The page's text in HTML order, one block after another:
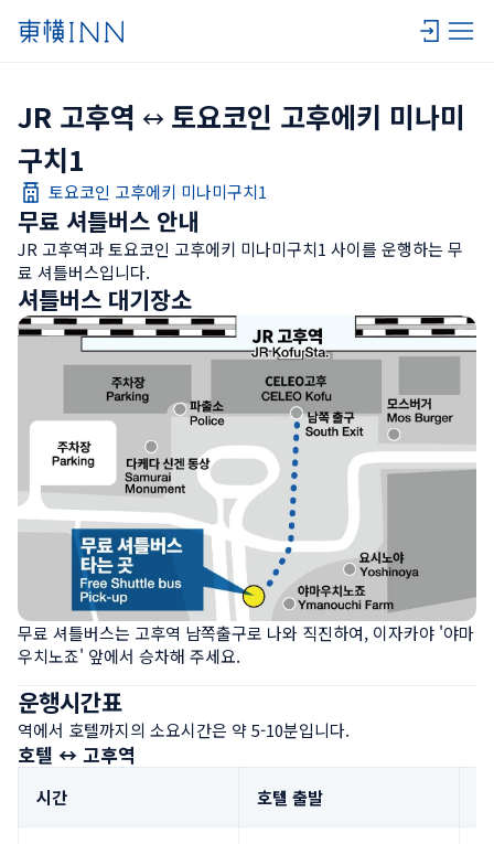
JR 고후역
토요코인 고후에키 미나미
구치1
토요코인 고후에키 미나미구치1
무료 셔틀버스 안내
JR 고후역과 토요코인 고후에키 미나미구치1 사이를 운행하는 무
료 셔틀버스입니다.
셔틀버스 대기장소
무료 셔틀버스는 고후역 남쪽출구로 나와 직진하여, 이자카야 '야마
우치노죠' 앞에서 승차해 주세요.
운행시간표
역에서 호텔까지의 소요시간은 약 5-10분입니다.
호텔 ↔ 고후역
시간 호텔 출발